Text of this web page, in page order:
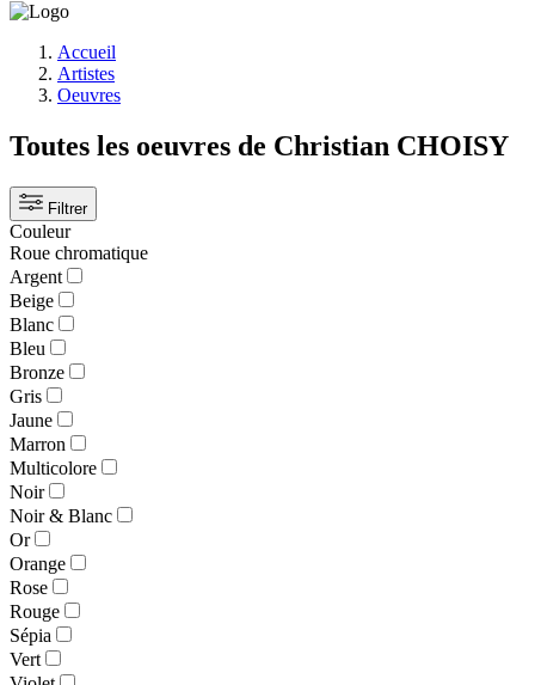
Accueil
Artistes
Oeuvres
Toutes les oeuvres de Christian CHOISY
Filtrer
Couleur
Roue chromatique
Argent
Beige
Blanc
Bleu
Bronze
Gris
Jaune
Marron
Multicolore
Noir
Noir & Blanc
Or
Orange
Rose
Rouge
Sépia
Vert